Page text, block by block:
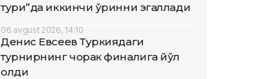
тури”да иккинчи ўринни эгаллади
06 avgust 2026, 14:10
Денис Евсеев Туркиядаги
турнирнинг чорак финалига йўл
олди